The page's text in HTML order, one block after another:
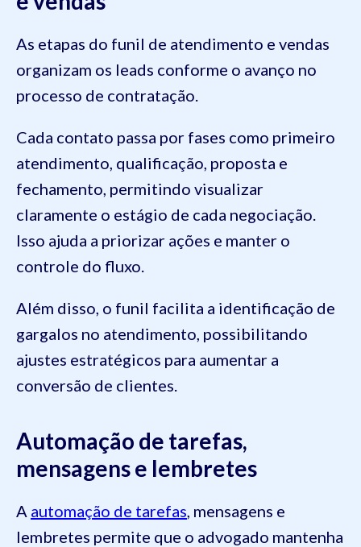
As etapas do funil de atendimento e vendas
organizam os leads conforme o avanço no
processo de contratação.
Cada contato passa por fases como primeiro
atendimento, qualificação, proposta e
fechamento, permitindo visualizar
claramente o estágio de cada negociação.
Isso ajuda a priorizar ações e manter o
controle do fluxo.
Além disso, o funil facilita a identificação de
gargalos no atendimento, possibilitando
ajustes estratégicos para aumentar a
conversão de clientes.
Automação de tarefas,
mensagens e lembretes
A automação de tarefas , mensagens e
lembretes permite que o advogado mantenha